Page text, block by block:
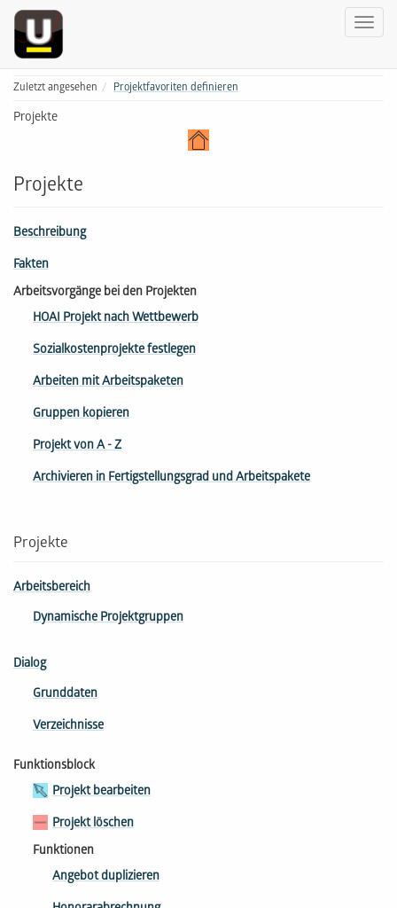
Zuletzt angesehen Projektfavoriten definieren
Projekte
Projekte
Beschreibung
Fakten
Arbeitsvorgänge bei den Projekten
HOAI Projekt nach Wettbewerb
Sozialkostenprojekte festlegen
Arbeiten mit Arbeitspaketen
Gruppen kopieren
Projekt von A - Z
Archivieren in Fertigstellungsgrad und Arbeitspakete
Projekte
Arbeitsbereich
Dynamische Projektgruppen
Dialog
Grunddaten
Verzeichnisse
Funktionsblock
Projekt bearbeiten
Projekt löschen
Funktionen
Angebot duplizieren